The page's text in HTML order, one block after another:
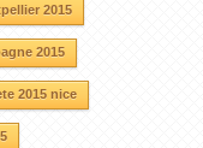
2015
2015
2015 nice